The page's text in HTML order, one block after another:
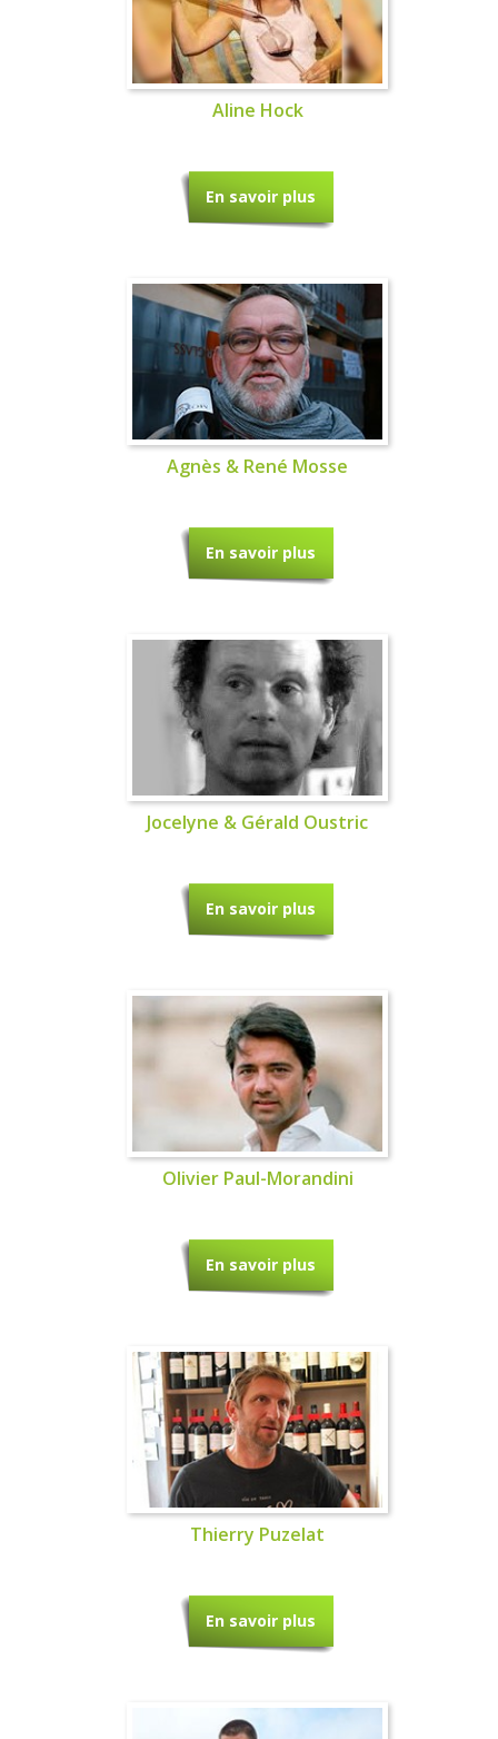
Aline Hock
En savoir plus
Agnès & René Mosse
En savoir plus
Jocelyne & Gérald Oustric
En savoir plus
Olivier Paul-Morandini
En savoir plus
Thierry Puzelat
En savoir plus